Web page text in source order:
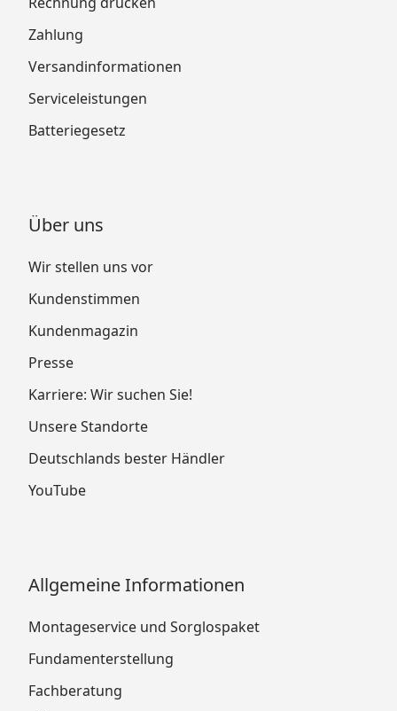
Zahlung
Versandinformationen
Serviceleistungen
Batteriegesetz
Über uns
Wir stellen uns vor
Kundenstimmen
Kundenmagazin
Presse
Karriere: Wir suchen Sie!
Unsere Standorte
Deutschlands bester Händler
YouTube
Allgemeine Informationen
Montageservice und Sorglospaket
Fundamenterstellung
Fachberatung